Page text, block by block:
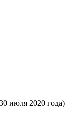
июля 2020 года)